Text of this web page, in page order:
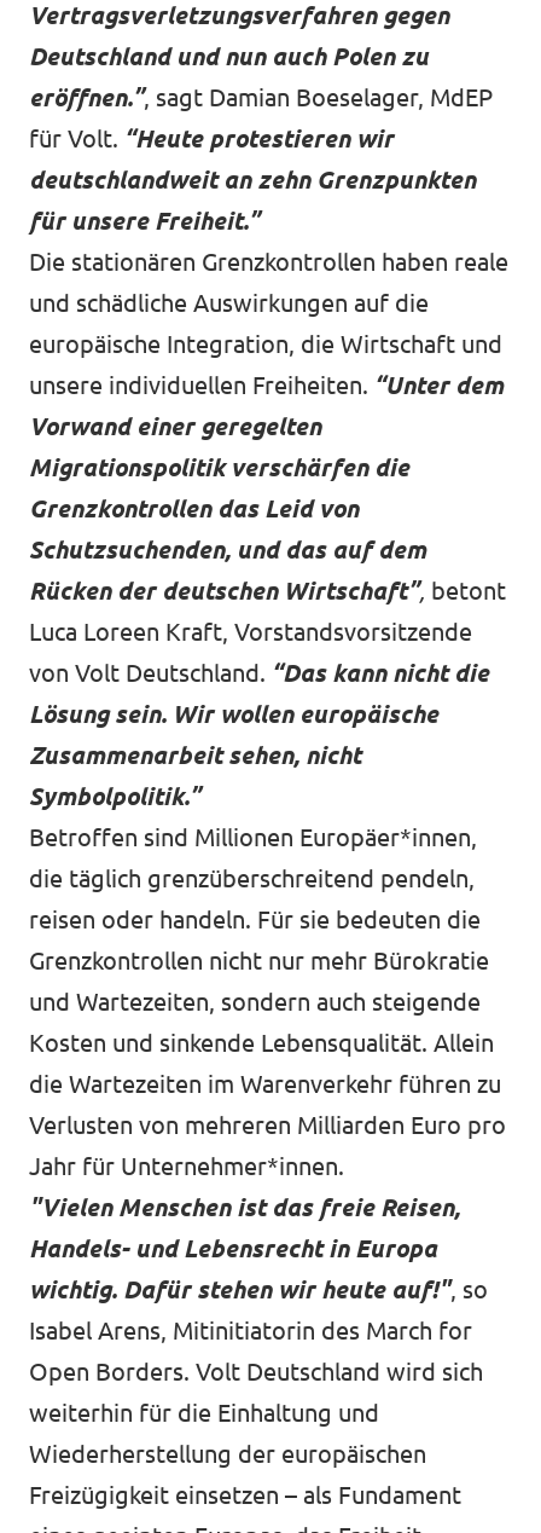
Vertragsverletzungsverfahren gegen
Deutschland und nun auch Polen zu
eröffnen.”, sagt Damian Boeselager, MdEP
für Volt. “Heute protestieren wir
deutschlandweit an zehn Grenzpunkten
für unsere Freiheit.”
Die stationären Grenzkontrollen haben reale
und schädliche Auswirkungen auf die
europäische Integration, die Wirtschaft und
unsere individuellen Freiheiten. “Unter dem
Vorwand einer geregelten
Migrationspolitik verschärfen die
Grenzkontrollen das Leid von
Schutzsuchenden, und das auf dem
Rücken der deutschen Wirtschaft”, betont
Luca Loreen Kraft, Vorstandsvorsitzende
von Volt Deutschland. “Das kann nicht die
Lösung sein. Wir wollen europäische
Zusammenarbeit sehen, nicht
Symbolpolitik.”
Betroffen sind Millionen Europäer*innen,
die täglich grenzüberschreitend pendeln,
reisen oder handeln. Für sie bedeuten die
Grenzkontrollen nicht nur mehr Bürokratie
und Wartezeiten, sondern auch steigende
Kosten und sinkende Lebensqualität. Allein
die Wartezeiten im Warenverkehr führen zu
Verlusten von mehreren Milliarden Euro pro
Jahr für Unternehmer*innen.
"Vielen Menschen ist das freie Reisen,
Handels- und Lebensrecht in Europa
wichtig. Dafür stehen wir heute auf!", so
Isabel Arens, Mitinitiatorin des March for
Open Borders. Volt Deutschland wird sich
weiterhin für die Einhaltung und
Wiederherstellung der europäischen
Freizügigkeit einsetzen – als Fundament